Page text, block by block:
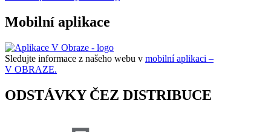
Mobilní aplikace
Sledujte informace z našeho webu v mobilní aplikaci –
V OBRAZE.
ODSTÁVKY ČEZ DISTRIBUCE